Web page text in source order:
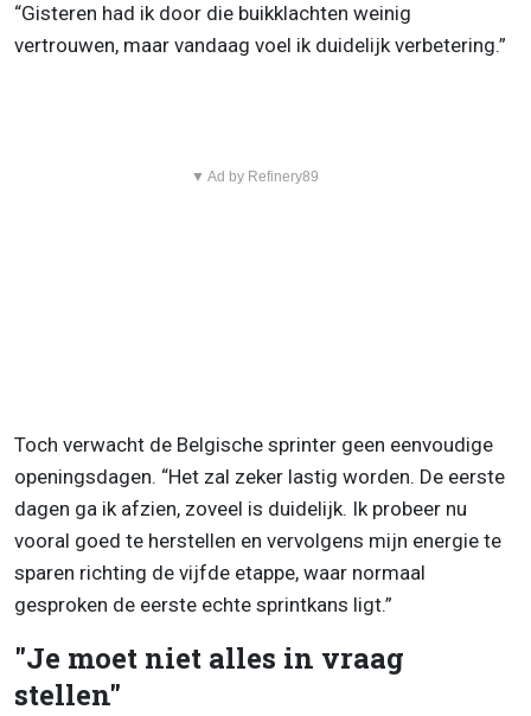
“Gisteren had ik door die buikklachten weinig
vertrouwen, maar vandaag voel ik duidelijk verbetering.”
▼ Ad by Refinery89
Toch verwacht de Belgische sprinter geen eenvoudige
openingsdagen. “Het zal zeker lastig worden. De eerste
dagen ga ik afzien, zoveel is duidelijk. Ik probeer nu
vooral goed te herstellen en vervolgens mijn energie te
sparen richting de vijfde etappe, waar normaal
gesproken de eerste echte sprintkans ligt.”
"Je moet niet alles in vraag
stellen"